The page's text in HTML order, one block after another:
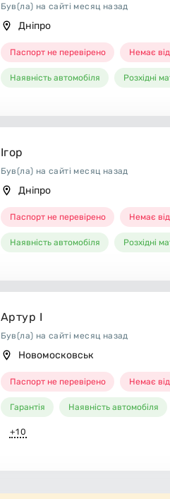
Був(ла) на сайті месяц назад
Дніпро
Паспорт не перевірено Немає
Наявність автомобіля Розхідні
Ігор
Був(ла) на сайті месяц назад
Дніпро
Паспорт не перевірено Немає
Наявність автомобіля Розхідні
Артур І
Був(ла) на сайті месяц назад
Новомосковськ
Паспорт не перевірено Немає
Гарантія Наявність автомобіля
+10